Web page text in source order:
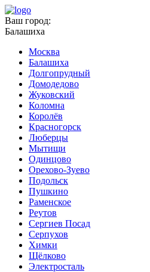
Ваш город:
Балашиха
Москва
Балашиха
Долгопрудный
Домодедово
Жуковский
Коломна
Королёв
Красногорск
Люберцы
Мытищи
Одинцово
Орехово-Зуево
Подольск
Пушкино
Раменское
Реутов
Сергиев Посад
Серпухов
Химки
Щёлково
Электросталь